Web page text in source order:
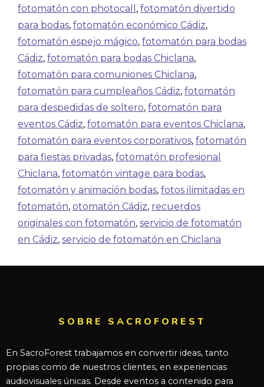
fotomatón con photocall , fotomatón divertido
para bodas, fotomatón económico Cádiz,
fotomatón espejo mágico, fotomatón para bodas
Cádiz, fotomatón para bodas Chiclana,
fotomatón para comuniones Chiclana,
fotomatón para cumpleaños Cádiz, fotomatón
para despedidas de soltero, fotomatón para
eventos Cádiz, fotomatón para eventos Chiclana,
fotomatón para eventos corporativos, fotomatón
para fiestas privadas, fotomatón profesional
Chiclana, fotomatón vintage para bodas,
fotomatón y animación bodas, fotos ilimitadas en
fotomatón, otomatón Cádiz, recuerdos
originales con fotomatón, servicio de fotomatón
en Cádiz, servicio de fotomatón en Chiclana
SOBRE SACROFOREST
En SacroForest trabajamos en convertir ideas, tanto
propias como de nuestros clientes, en experiencias
audiovisuales únicas. Desde eventos a contenido para